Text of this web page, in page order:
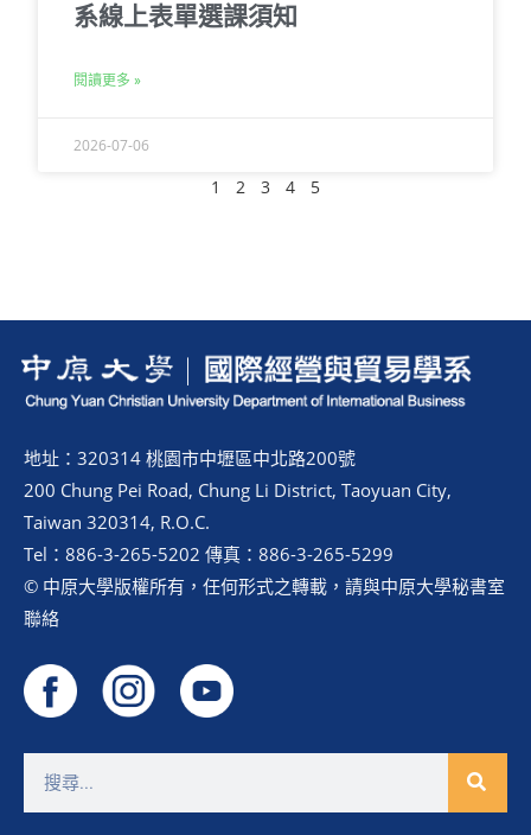
系線上表單選課須知
閱讀更多 »
2026-07-06
1 2 3 4 5
地址：320314 桃園市中壢區中北路200號
200 Chung Pei Road, Chung Li District, Taoyuan City,
Taiwan 320314, R.O.C.
Tel：886-3-265-5202 傳真：886-3-265-5299
© 中原大學版權所有，任何形式之轉載，請與中原大學秘書室
聯絡